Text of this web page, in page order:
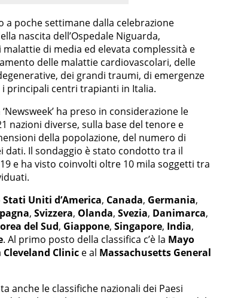
a poche settimane dalla celebrazione
nascita dell’Ospedale Niguarda,
di media ed elevata complessità e
delle malattie cardiovascolari, delle
dei grandi traumi, di emergenze
principali centri trapianti in Italia.
ha preso in considerazione le
nazioni diverse, sulla base del tenore e
della popolazione, del numero di
dati. Il sondaggio è stato condotto tra il
e ha visto coinvolti oltre 10 mila soggetti tra
Stati Uniti d’America, Canada, Germania,
, Svizzera, Olanda, Svezia, Danimarca,
del Sud, Giappone, Singapore, India,
. Al primo posto della classifica c’è la Mayo
Cleveland Clinic e al Massachusetts General
anche le classifiche nazionali dei Paesi